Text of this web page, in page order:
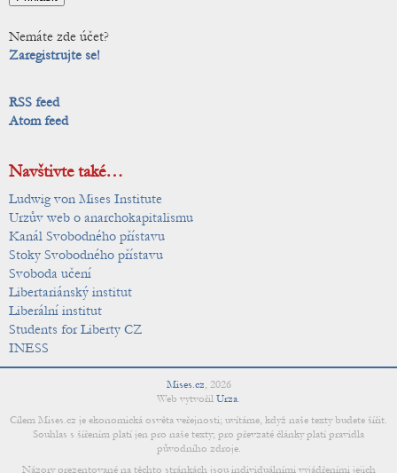
Nemáte zde účet?
Zaregistrujte se!
RSS feed
Atom feed
Navštivte také…
Ludwig von Mises Institute
Urzův web o anarchokapitalismu
Kanál Svobodného přístavu
Stoky Svobodného přístavu
Svoboda učení
Libertariánský institut
Liberální institut
Students for Liberty CZ
INESS
Mises.cz, 2026
Web vytvořil Urza.
Cílem Mises.cz je ekonomická osvěta veřejnosti; uvítáme, když naše texty budete šířit.
Souhlas s šířením platí jen pro naše texty; pro převzaté články platí pravidla
původního zdroje.
Názory prezentované na těchto stránkách jsou individuálními vyjádřeními jejich